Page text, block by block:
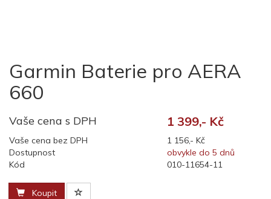
Garmin Baterie pro AERA
660
Vaše cena s DPH 1 399,- Kč
Vaše cena bez DPH
1 156,- Kč
Dostupnost
obvykle do 5 dnů
Kód
010-11654-11
Koupit